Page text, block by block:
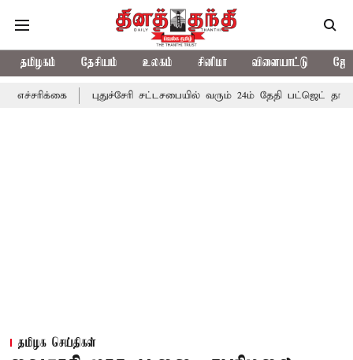
தமிழகம் தேசியம் உலகம் சினிமா விளையாட்டு
புதுச்சேரி சட்டசபையில் வரும் 24ம் தேதி பட்ஜெட் தாக்கல்
தமிழக செய்திகள்